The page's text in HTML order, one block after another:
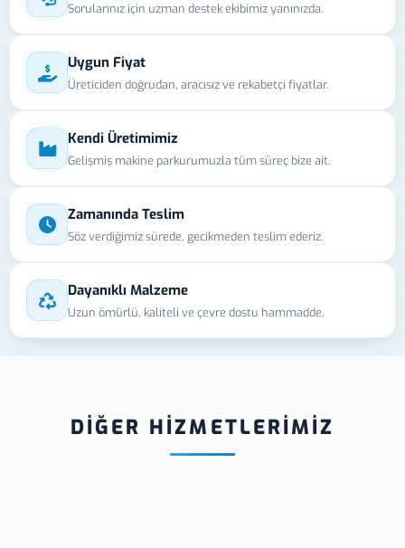
Sorularınız için uzman destek ekibimiz yanınızda.
Uygun Fiyat
Üreticiden doğrudan, aracısız ve rekabetçi fiyatlar.
Kendi Üretimimiz
Gelişmiş makine parkurumuzla tüm süreç bize ait.
Zamanında Teslim
Söz verdiğimiz sürede, gecikmeden teslim ederiz.
Dayanıklı Malzeme
Uzun ömürlü, kaliteli ve çevre dostu hammadde.
DİĞER HİZMETLERİMİZ